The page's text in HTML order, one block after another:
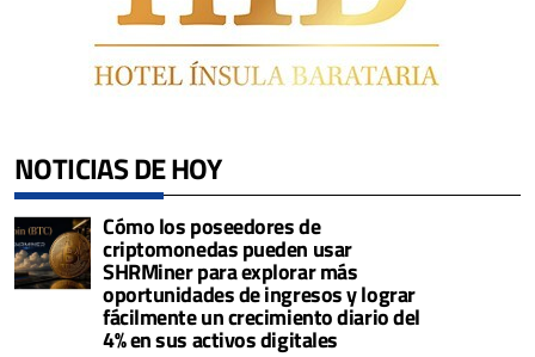
NOTICIAS DE HOY
Cómo los poseedores de
criptomonedas pueden usar
SHRMiner para explorar más
oportunidades de ingresos y lograr
fácilmente un crecimiento diario del
4% en sus activos digitales